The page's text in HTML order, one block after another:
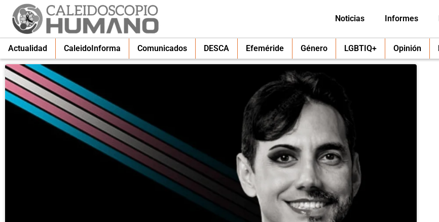
Noticias Informes
Actualidad CaleidoInforma Comunicados DESCA Efeméride Género LGBTIQ+ Opinión